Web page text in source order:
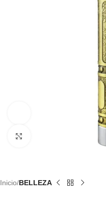
Inicio BELLEZA